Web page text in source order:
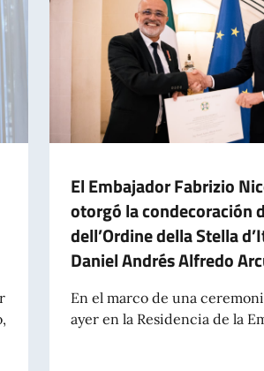
El Embajador Fabrizio
otorgó la condecoración
dell’Ordine della Stella
Daniel Andrés Alfredo
En el marco de una
ayer en la Residencia de la